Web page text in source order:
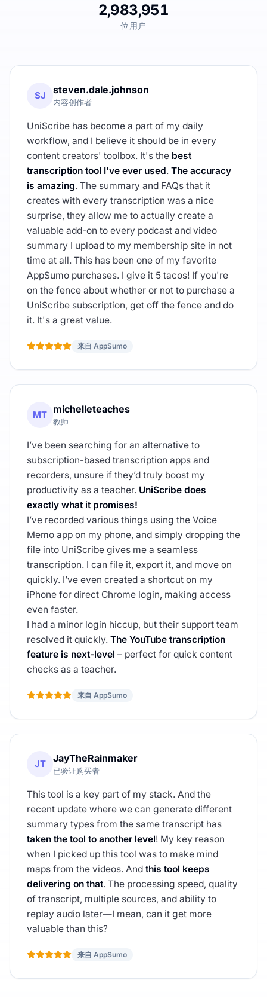
2,983,951
位用户
SJ steven.dale.johnson
内容创作者
UniScribe has become a part of my daily
workflow, and I believe it should be in every
content creators' toolbox. It's the best
transcription tool I've ever used. The accuracy
is amazing. The summary and FAQs that it
creates with every transcription was a nice
surprise, they allow me to actually create a
valuable add-on to every podcast and video
summary I upload to my membership site in not
time at all. This has been one of my favorite
AppSumo purchases. I give it 5 tacos! If you're
on the fence about whether or not to purchase a
UniScribe subscription, get off the fence and do
it. It's a great value.
来自 AppSumo
MT michelleteaches
教师
I’ve been searching for an alternative to
subscription-based transcription apps and
recorders, unsure if they’d truly boost my
productivity as a teacher. UniScribe does
exactly what it promises!
I’ve recorded various things using the Voice
Memo app on my phone, and simply dropping the
file into UniScribe gives me a seamless
transcription. I can file it, export it, and move on
quickly. I’ve even created a shortcut on my
iPhone for direct Chrome login, making access
even faster.
I had a minor login hiccup, but their support team
resolved it quickly. The YouTube transcription
feature is next-level – perfect for quick content
checks as a teacher.
来自 AppSumo
JT JayTheRainmaker
已验证购买者
This tool is a key part of my stack. And the
recent update where we can generate different
summary types from the same transcript has
taken the tool to another level! My key reason
when I picked up this tool was to make mind
maps from the videos. And this tool keeps
delivering on that. The processing speed, quality
of transcript, multiple sources, and ability to
replay audio later—I mean, can it get more
valuable than this?
来自 AppSumo